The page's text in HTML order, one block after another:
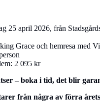
25 april 2026, från
Grace och hemresa med
2 095 kr
– boka i tid, det blir
från några av förra